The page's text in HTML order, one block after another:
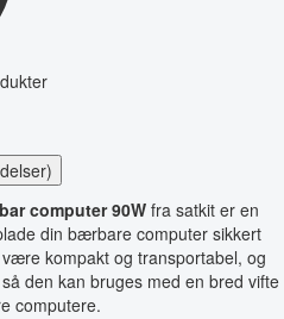
computer 90W fra satkit er en
din bærbare computer sikkert
kompakt og transportabel, og
den kan bruges med en bred vifte
computere.